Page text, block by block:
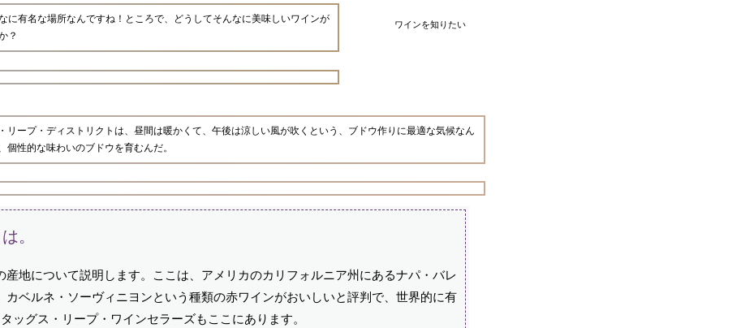
ワインを知りたい
に有名な場所なんですね！ところで、どうしてそんなに美味しいワインが
？
リープ・ディストリクトは、昼間は暖かくて、午後は涼しい風が吹くという、ブドウ作りに最適な気候なん
性的な味わいのブドウを育むんだ。
。
産地について説明します。ここは、アメリカのカリフォルニア州にあるナパ・バレ
ベルネ・ソーヴィニヨンという種類の赤ワインがおいしいと評判で、世界的に有
ッグス・リープ・ワインセラーズもここにあります。